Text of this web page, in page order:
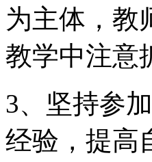
为主体，教
教学中注意
3、坚持参
经验，提高